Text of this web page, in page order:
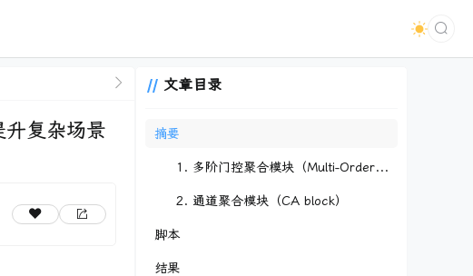
复杂场景
文章目录
摘要
1. 多阶门控聚合模块（Multi-Order Gated Aggregation）
2. 通道聚合模块（CA block）
脚本
结果